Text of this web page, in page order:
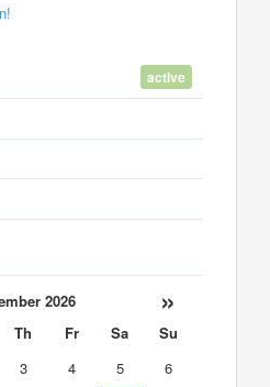
active
2026 »
Th Fr Sa
Su
3 4 5
6